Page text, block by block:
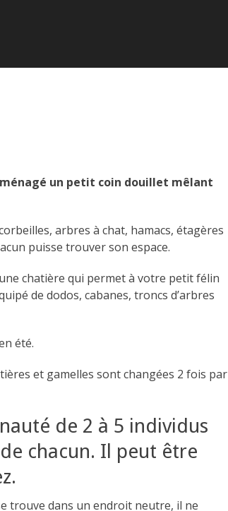
un petit coin douillet mêlant
arbres à chat, hamacs, étagères
puisse trouver son espace.
chatière qui permet à votre petit félin
de dodos, cabanes, troncs d’arbres
été.
et gamelles sont changées 2 fois par
de 2 à 5 individus
chacun. Il peut être
trouve dans un endroit neutre, il ne